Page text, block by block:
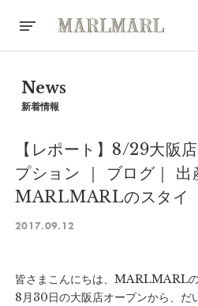
News
新着情報
【レポート】8/29大阪
プション ｜ ブログ｜ 出
MARLMARLのスタイ
2017.09.12
皆さまこんにちは、MARLMARLの
8月30日の大阪店オープンから、だ